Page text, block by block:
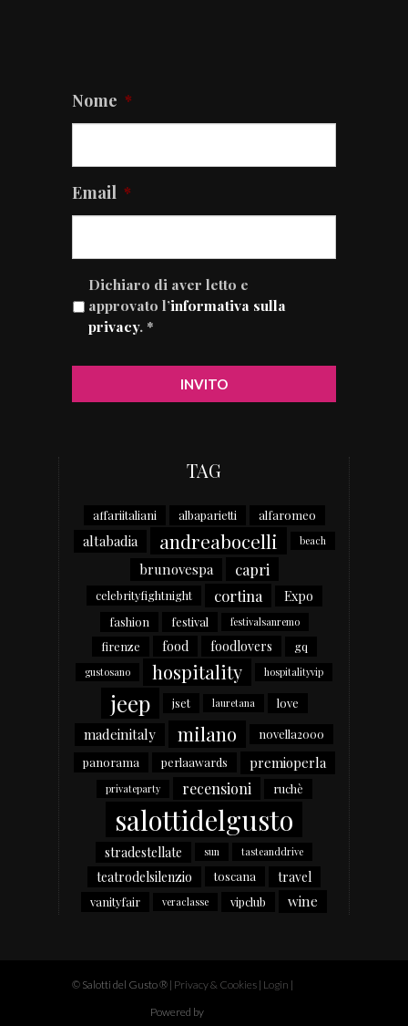
Nome *
Email *
Dichiaro di aver letto e
approvato l’informativa sulla
privacy. *
TAG
affariitaliani albaparietti alfaromeo
altabadia andreabocelli beach
brunovespa capri
celebrityfightnight cortina Expo
fashion festival festivalsanremo
firenze food foodlovers gq
gustosano hospitality hospitalityvip
jeep jset lauretana love
madeinitaly milano
novella2000
panorama
perlaawards premioperla
privateparty recensioni ruchè
salottidelgusto
stradestellate sun tasteanddrive
teatrodelsilenzio toscana travel
vanityfair veraclasse vipclub wine
© Salotti del Gusto ® | Privacy & Cookies | Login |
Powered by